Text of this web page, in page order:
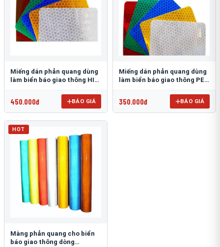
Miếng dán phản quang dùng
làm biển báo giao thông HIP
450.000đ BÁO GIÁ
Miếng dán phản quang dùng
làm biển báo giao thông PEG
350.000đ BÁO GIÁ
HOT
Màng phản quang cho biển
báo giao thông dòng